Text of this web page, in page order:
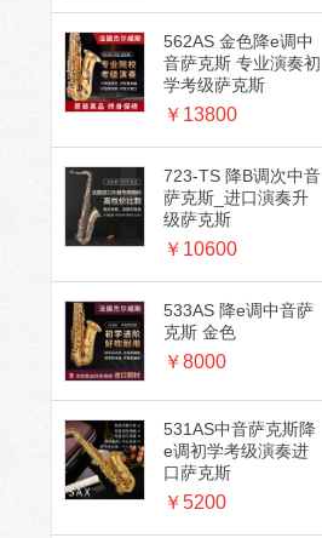
562AS 金色降e调中
音萨克斯 专业演奏初
学考级萨克斯
￥13800
723-TS 降B调次中音
萨克斯_进口演奏升
级萨克斯
￥10600
533AS 降e调中音萨
克斯 金色
￥8000
531AS中音萨克斯降
e调初学考级演奏进
口萨克斯
￥5200